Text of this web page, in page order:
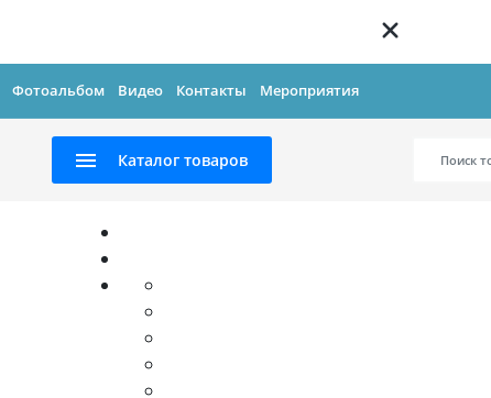
Фотоальбом Видео Контакты Мероприятия
Каталог товаров